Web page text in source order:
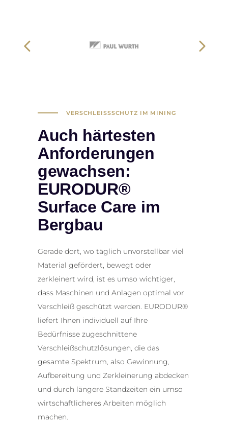
VERSCHLEISSSCHUTZ IM MINING
Auch härtesten
Anforderungen
gewachsen:
EURODUR®
Surface Care im
Bergbau
Gerade dort, wo täglich unvorstellbar viel
Material gefördert, bewegt oder
zerkleinert wird, ist es umso wichtiger,
dass Maschinen und Anlagen optimal vor
Verschleiß geschützt werden. EURODUR®
liefert Ihnen individuell auf Ihre
Bedürfnisse zugeschnittene
Verschleißschutzlösungen, die das
gesamte Spektrum, also Gewinnung,
Aufbereitung und Zerkleinerung abdecken
und durch längere Standzeiten ein umso
wirtschaftlicheres Arbeiten möglich
machen.